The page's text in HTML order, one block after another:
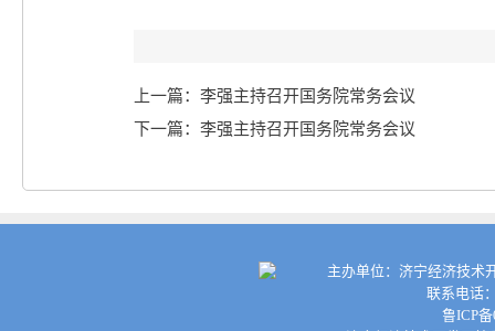
上一篇：李强主持召开国务院常务会议
下一篇：李强主持召开国务院常务会议
主办单位：济宁经济技术
联系电话
鲁ICP